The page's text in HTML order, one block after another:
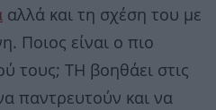
αλλά και τη σχέση του με
Ποιος είναι ο πιο
τους; ΤΗ βοηθάει στις
παντρευτούν και να